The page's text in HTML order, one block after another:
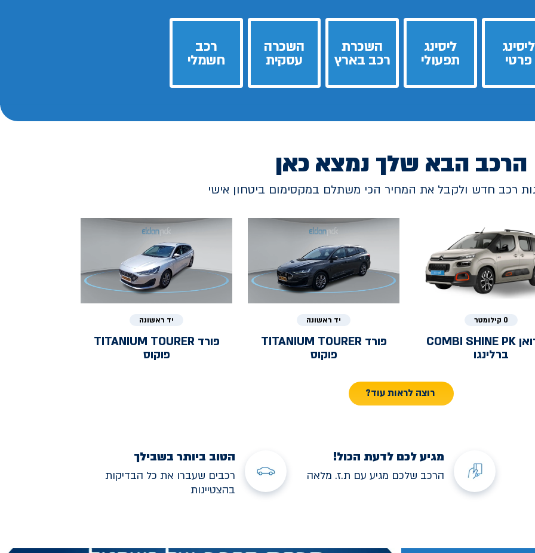
ליסינג
פרטי
ליסינג
תפעולי
השכרת
רכב בארץ
השכרה
עסקית
רכב
חשמלי
הרכב הבא שלך נמצא כאן
רכב חדש ולקבל את המחיר הכי משתלם במקסימום ביטחון אישי
0 קילומטר
COMBI SHINE PK
ברלינגו
יד ראשונה
פורד TITANIUM TOURER
פוקוס
יד ראשונה
פורד TITANIUM TOURER
פוקוס
רוצה לראות עוד?
מגיע לכם לדעת הכול!
הרכב שלכם מגיע עם ת.ז. מלאה
הטוב ביותר בשבילך
רכבים שעברו את כל הבדיקות
בהצטיינות